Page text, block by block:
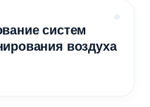
систем
воздуха